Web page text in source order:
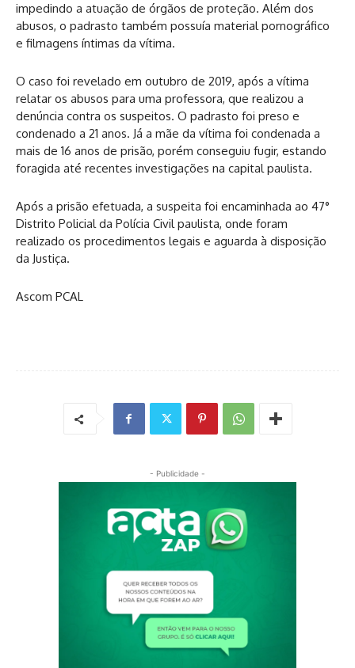
impedindo a atuação de órgãos de proteção. Além dos
abusos, o padrasto também possuía material pornográfico
e filmagens íntimas da vítima.
O caso foi revelado em outubro de 2019, após a vítima
relatar os abusos para uma professora, que realizou a
denúncia contra os suspeitos. O padrasto foi preso e
condenado a 21 anos. Já a mãe da vítima foi condenada a
mais de 16 anos de prisão, porém conseguiu fugir, estando
foragida até recentes investigações na capital paulista.
Após a prisão efetuada, a suspeita foi encaminhada ao 47°
Distrito Policial da Polícia Civil paulista, onde foram
realizado os procedimentos legais e aguarda à disposição
da Justiça.
Ascom PCAL
- Publicidade -